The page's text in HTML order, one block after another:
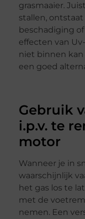
grasmaaier.
stallen,
beschadiging
effecten van
niet binnen kan
een goed
Gebruik
i.p.v. te
motor
Wanneer je in
waarschijnlijk
het gas los te
met de
nemen. Een